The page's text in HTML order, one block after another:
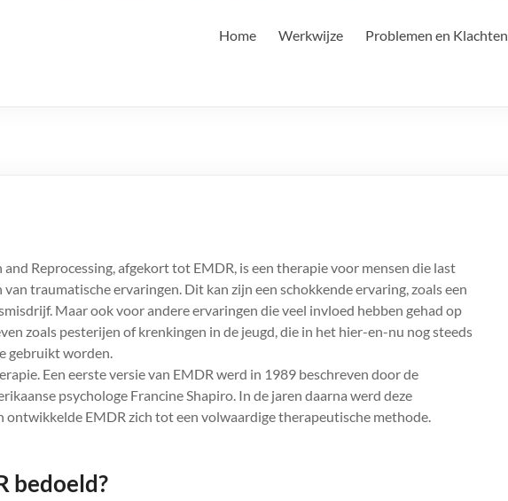
Home Werkwijze Problemen en Klachten
Reprocessing, afgekort tot EMDR, is een therapie voor mensen die last
traumatische ervaringen. Dit kan zijn een schokkende ervaring, zoals een
Maar ook voor andere ervaringen die veel invloed hebben gehad op
zoals pesterijen of krenkingen in de jeugd, die in het hier-en-nu nog steeds
gebruikt worden.
Een eerste versie van EMDR werd in 1989 beschreven door de
psychologe Francine Shapiro. In de jaren daarna werd deze
ontwikkelde EMDR zich tot een volwaardige therapeutische methode.
bedoeld?